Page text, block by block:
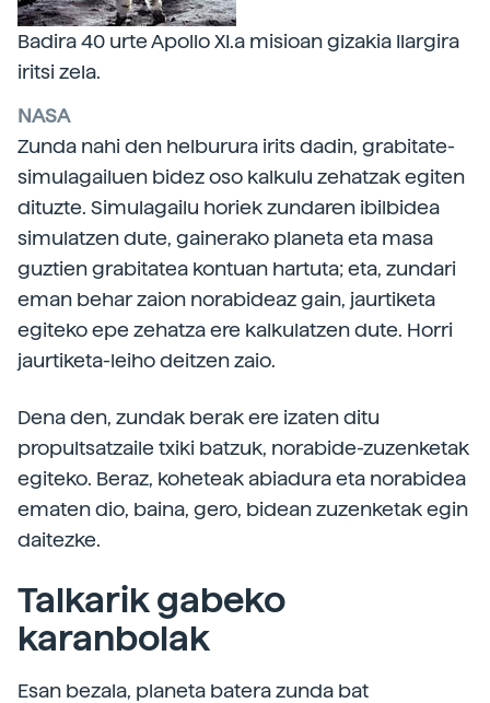
Badira 40 urte Apollo XI.a misioan gizakia Ilargira
iritsi zela.
NASA
Zunda nahi den helburura irits dadin, grabitate-
simulagailuen bidez oso kalkulu zehatzak egiten
dituzte. Simulagailu horiek zundaren ibilbidea
simulatzen dute, gainerako planeta eta masa
guztien grabitatea kontuan hartuta; eta, zundari
eman behar zaion norabideaz gain, jaurtiketa
egiteko epe zehatza ere kalkulatzen dute. Horri
jaurtiketa-leiho deitzen zaio.
Dena den, zundak berak ere izaten ditu
propultsatzaile txiki batzuk, norabide-zuzenketak
egiteko. Beraz, koheteak abiadura eta norabidea
ematen dio, baina, gero, bidean zuzenketak egin
daitezke.
Talkarik gabeko
karanbolak
Esan bezala, planeta batera zunda bat